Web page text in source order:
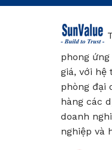
phong
giá, với hệ
phòng đại
hàng các
doanh
nghiệp và